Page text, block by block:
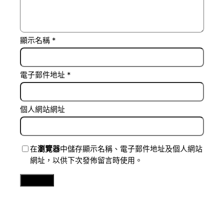
顯示名稱 *
電子郵件地址 *
個人網站網址
在瀏覽器中儲存顯示名稱、電子郵件地址及個人網站
網址，以供下次發佈留言時使用。